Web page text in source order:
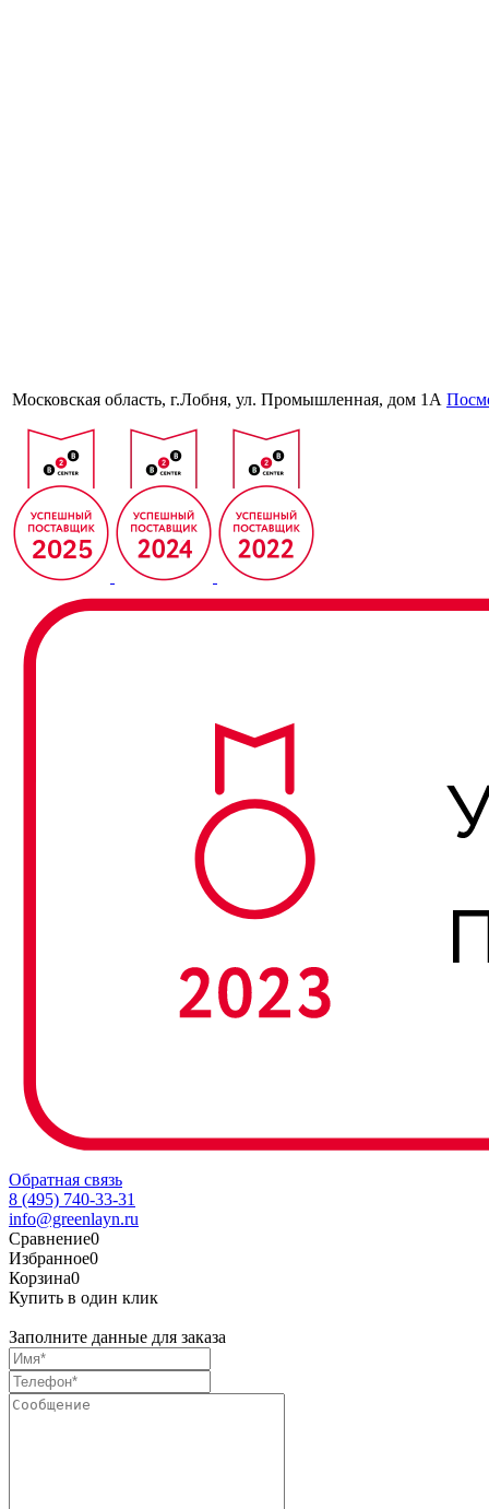
Московская область, г.Лобня, ул. Промышленная, дом 1А
Обратная связь
8 (495) 740-33-31
info@greenlayn.ru
Сравнение0
Избранное0
Корзина0
Купить в один клик
Заполните данные для заказа